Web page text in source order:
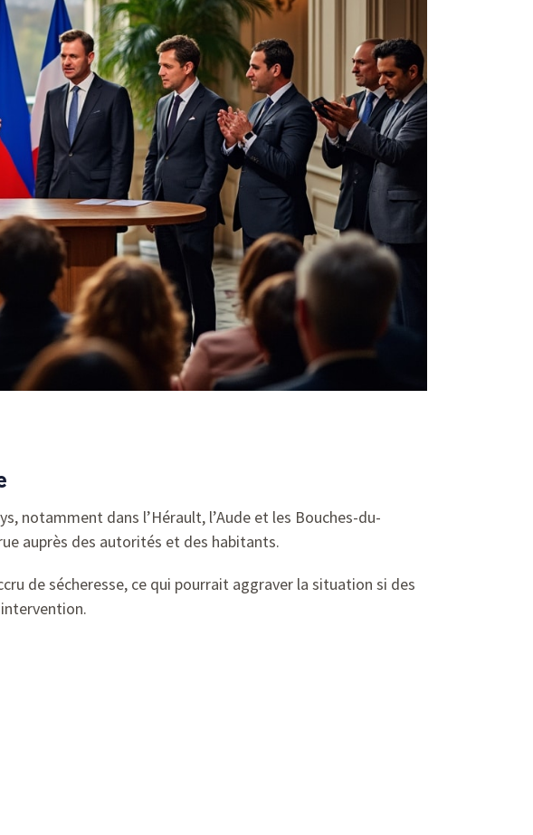
notamment dans l’Hérault, l’Aude et les Bouches-du-
auprès des autorités et des habitants.
de sécheresse, ce qui pourrait aggraver la situation si des